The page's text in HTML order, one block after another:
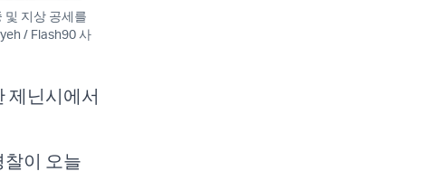
및 지상 공세를
/ Flash90 사
제닌시에서
찰이 오늘